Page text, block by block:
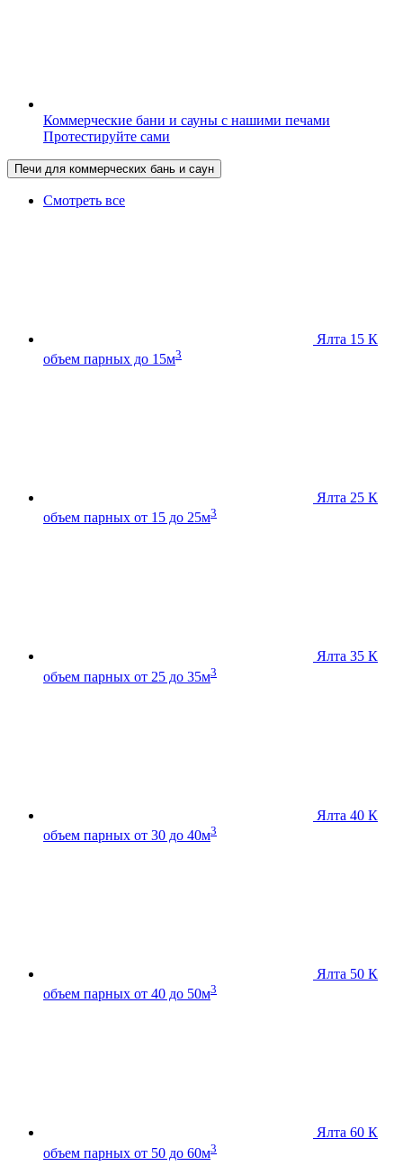
Коммерческие бани и сауны с нашими печами
Протестируйте сами
Печи для коммерческих бань и саун
Смотреть все
Ялта 15 К
объем парных до 15м3
Ялта 25 К
объем парных от 15 до 25м3
Ялта 35 К
объем парных от 25 до 35м3
Ялта 40 К
объем парных от 30 до 40м3
Ялта 50 К
объем парных от 40 до 50м3
Ялта 60 К
объем парных от 50 до 60м3